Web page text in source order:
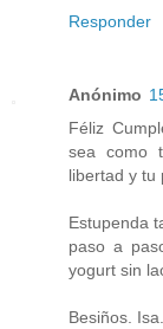
Responder
Anónimo
Féliz
sea como
libertad y tu
Estupenda
paso a
yogurt sin
Besiños. Isa.